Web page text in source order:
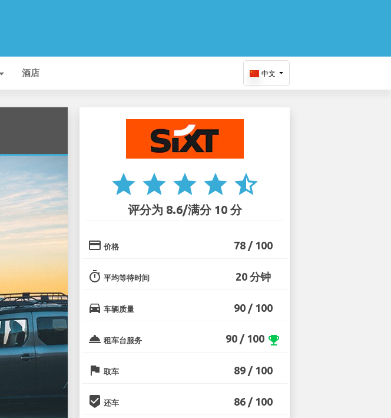
酒店 中文
star star star star star_half
评分为 8.6/满分 10 分
credit_card 价格 78 / 100
timer 平均等待时间 20 分钟
directions_car 车辆质量 90 / 100
room_service 租车台服务 90 / 100 emoji_events
flag 取车 89 / 100
beenhere 还车 86 / 100